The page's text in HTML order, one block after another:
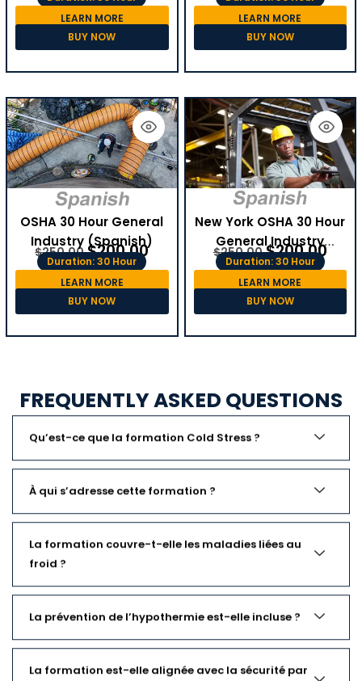
LEARN MORE
BUY NOW
LEARN MORE
BUY NOW
OSHA 30 Hour General
Industry (Spanish)
$250.00 $200.00
Duration: 30 Hour
LEARN MORE
BUY NOW
New York OSHA 30 Hour
General Industry
(Spanish)
$250.00 $200.00
Duration: 30 Hour
LEARN MORE
BUY NOW
FREQUENTLY ASKED QUESTIONS
Qu’est-ce que la formation Cold Stress ?
À qui s’adresse cette formation ?
La formation couvre-t-elle les maladies liées au
froid ?
La prévention de l’hypothermie est-elle incluse ?
La formation est-elle alignée avec la sécurité par